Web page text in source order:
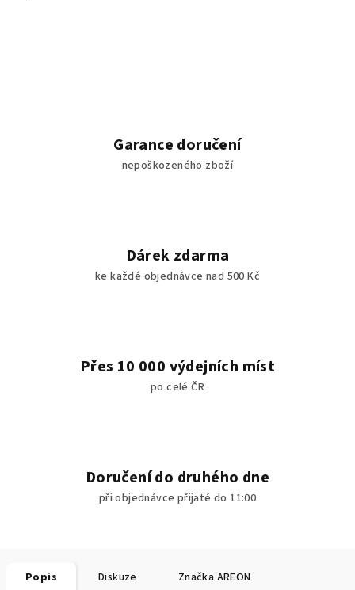
Garance doručení
nepoškozeného zboží
Dárek zdarma
ke každé objednávce nad 500 Kč
Přes 10 000 výdejních míst
po celé ČR
Doručení do druhého dne
při objednávce přijaté do 11:00
Popis Diskuze Značka AREON